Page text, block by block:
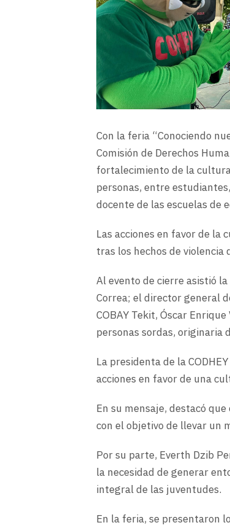
Con la feria “Conociendo
Comisión de Derechos
fortalecimiento de la
personas, entre
docente de las escuelas de
Las acciones en favor de la
tras los hechos de violencia
Al evento de cierre asistió
Correa; el director general
COBAY Tekit, Óscar
personas sordas, originaria
La presidenta de la
acciones en favor de una
En su mensaje, destacó
con el objetivo de llevar un
Por su parte, Everth Dzib
la necesidad de generar
integral de las juventudes.
En la feria, se presentaron